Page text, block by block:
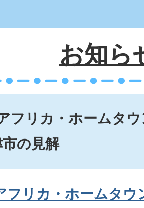
お知ら
フリカ・ホームタ
の見解
フリカ・ホームタウ